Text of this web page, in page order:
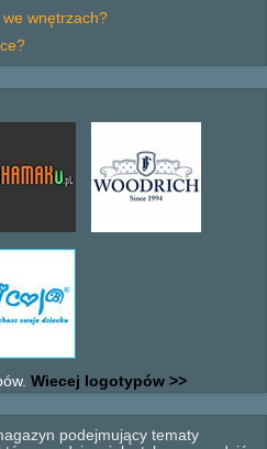
wnętrzach?
Wiecej logotypów >>
podejmujący tematy